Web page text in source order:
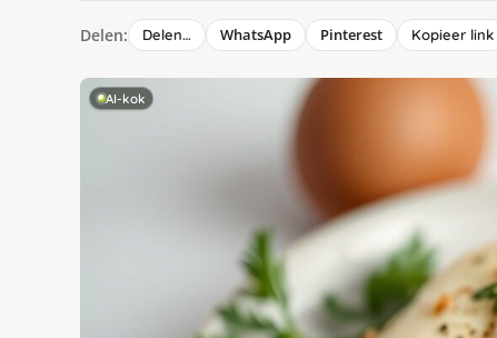
Delen: Delen… WhatsApp Pinterest Kopieer link
AI-kok